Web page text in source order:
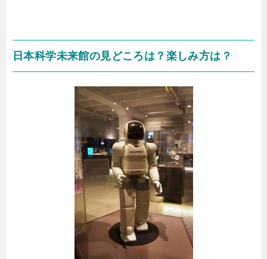
日本科学未来館の見どころは？楽しみ方は？